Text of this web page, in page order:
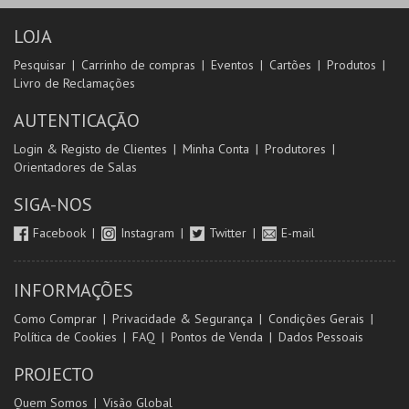
LOJA
Pesquisar Carrinho de compras Eventos Cartões
Produtos
Livro de Reclamações
AUTENTICAÇÃO
Login & Registo de Clientes Minha Conta
Produtores
Orientadores de Salas
SIGA-NOS
Facebook Instagram Twitter E-mail
INFORMAÇÕES
Como Comprar Privacidade & Segurança
Condições Gerais
Política de Cookies
FAQ Pontos de Venda Dados Pessoais
PROJECTO
Quem Somos Visão Global